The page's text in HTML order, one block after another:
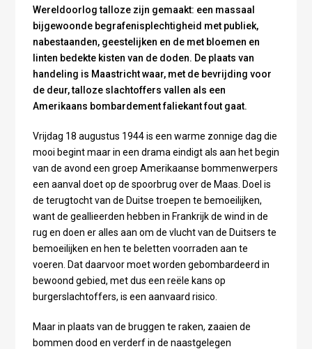
Wereldoorlog talloze zijn gemaakt: een massaal
bijgewoonde begrafenisplechtigheid met publiek,
nabestaanden, geestelijken en de met bloemen en
linten bedekte kisten van de doden. De plaats van
handeling is Maastricht waar, met de bevrijding voor
de deur, talloze slachtoffers vallen als een
Amerikaans bombardement faliekant fout gaat.
Vrijdag 18 augustus 1944 is een warme zonnige dag die
mooi begint maar in een drama eindigt als aan het begin
van de avond een groep Amerikaanse bommenwerpers
een aanval doet op de spoorbrug over de Maas. Doel is
de terugtocht van de Duitse troepen te bemoeilijken,
want de geallieerden hebben in Frankrijk de wind in de
rug en doen er alles aan om de vlucht van de Duitsers te
bemoeilijken en hen te beletten voorraden aan te
voeren. Dat daarvoor moet worden gebombardeerd in
bewoond gebied, met dus een reële kans op
burgerslachtoffers, is een aanvaard risico.
Maar in plaats van de bruggen te raken, zaaien de
bommen dood en verderf in de naastgelegen